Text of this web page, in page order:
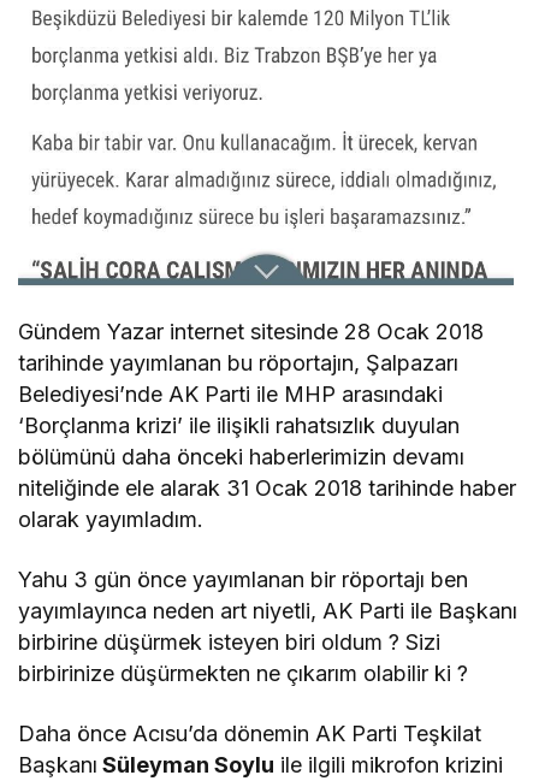
Gündem Yazar internet sitesinde 28 Ocak 2018
tarihinde yayımlanan bu röportajın, Şalpazarı
Belediyesi’nde AK Parti ile MHP arasındaki
‘Borçlanma krizi’ ile ilişikli rahatsızlık duyulan
bölümünü daha önceki haberlerimizin devamı
niteliğinde ele alarak 31 Ocak 2018 tarihinde haber
olarak yayımladım.
Yahu 3 gün önce yayımlanan bir röportajı ben
yayımlayınca neden art niyetli, AK Parti ile Başkanı
birbirine düşürmek isteyen biri oldum ? Sizi
birbirinize düşürmekten ne çıkarım olabilir ki ?
Daha önce Acısu’da dönemin AK Parti Teşkilat
Başkanı Süleyman Soylu ile ilgili mikrofon krizini